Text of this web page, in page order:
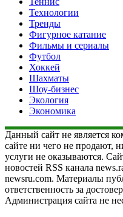
Технологии
Тренды
Фигурное катание
Фильмы и сериалы
Футбол
Хоккей
Шахматы
Шоу-бизнес
Экология
Экономика
Данный сайт не является
сайте ни чего не продают,
услуги не оказываются.
новостей RSS канала
newsru.com. Материалы
ответственность за
Администрация сайта не